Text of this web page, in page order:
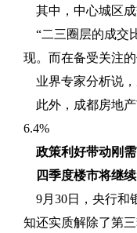
其中，中心城区
“二三圈层的成交
现。而在备受关注的
业界专家分析说
此外，成都房地
6.4%
政策利好带动刚
四季度楼市将继
9月 30日，央行和
知还实质解除了第